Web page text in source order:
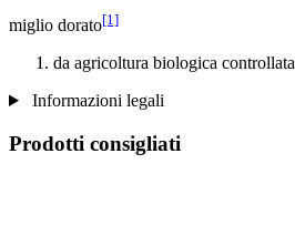
miglio dorato[1]
da agricoltura biologica controllata
Informazioni legali
Prodotti consigliati